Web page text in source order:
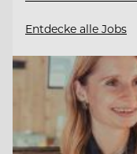
Entdecke alle Jobs